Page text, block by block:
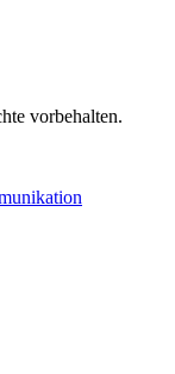
vorbehalten.